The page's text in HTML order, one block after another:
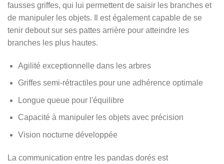
fausses griffes, qui lui permettent de saisir les branches et
de manipuler les objets. Il est également capable de se
tenir debout sur ses pattes arrière pour atteindre les
branches les plus hautes.
Agilité exceptionnelle dans les arbres
Griffes semi-rétractiles pour une adhérence optimale
Longue queue pour l'équilibre
Capacité à manipuler les objets avec précision
Vision nocturne développée
La communication entre les pandas dorés est